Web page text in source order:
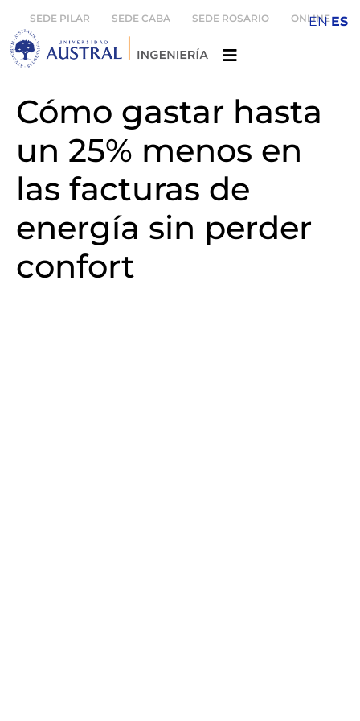
SEDE PILAR SEDE CABA SEDE ROSARIO ONLINE
Cómo gastar hasta
un 25% menos en
las facturas de
energía sin perder
confort
EN ES